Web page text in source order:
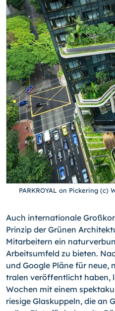
PARKROYAL on Pickering (c)
Auch internationale
Prinzip der Grünen
Mitarbeitern ein
Arbeitsumfeld zu bieten.
und Google Pläne für
tralen veröffentlicht haben,
Wochen mit einem
riesige Glaskuppeln, die an